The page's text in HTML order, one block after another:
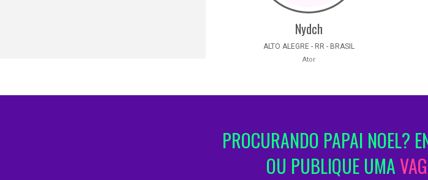
Nydch
ALTO ALEGRE - RR - BRASIL
Ator
PROCURANDO PAPAI NOEL?
OU PUBLIQUE UMA